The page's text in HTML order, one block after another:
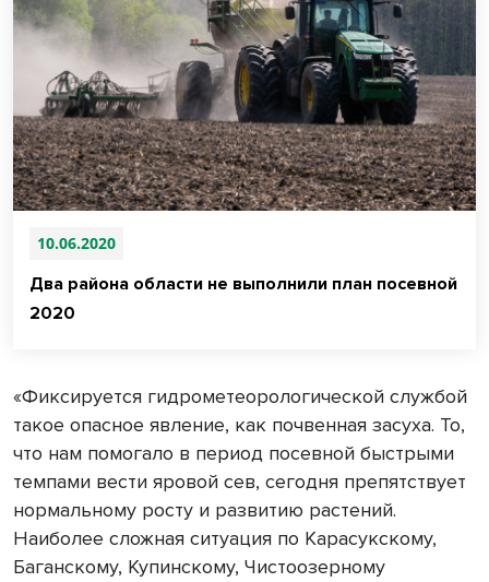
10.06.2020
Два района области не выполнили план посевной
2020
«Фиксируется гидрометеорологической службой
такое опасное явление, как почвенная засуха. То,
что нам помогало в период посевной быстрыми
темпами вести яровой сев, сегодня препятствует
нормальному росту и развитию растений.
Наиболее сложная ситуация по Карасукскому,
Баганскому, Купинскому, Чистоозерному